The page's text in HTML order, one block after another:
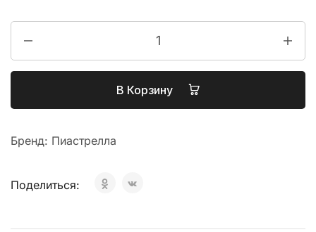
В Корзину
Бренд: Пиастрелла
Поделиться: